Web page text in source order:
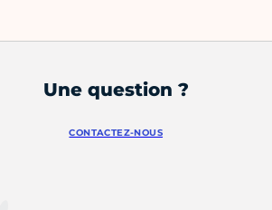
Une question ?
CONTACTEZ-NOUS